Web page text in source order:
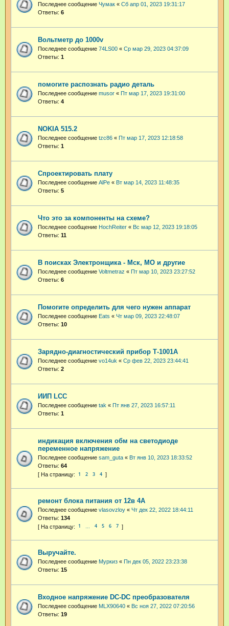
Последнее сообщение Чумак « Сб апр 01, 2023 19:31:17
Ответы: 6
Вольтметр до 1000v
Последнее сообщение 74LS00 « Ср мар 29, 2023 04:37:09
Ответы: 1
помогите распознать радио деталь
Последнее сообщение musor « Пт мар 17, 2023 19:31:00
Ответы: 4
NOKIA 515.2
Последнее сообщение tzc86 « Пт мар 17, 2023 12:18:58
Ответы: 1
Спроектировать плату
Последнее сообщение AlPe « Вт мар 14, 2023 11:48:35
Ответы: 5
Что это за компоненты на схеме?
Последнее сообщение HochReiter « Вс мар 12, 2023 19:18:05
Ответы: 11
В поисках Электронщика - Мск, МО и другие
Последнее сообщение Voltmetraz « Пт мар 10, 2023 23:27:52
Ответы: 6
Помогите определить для чего нужен аппарат
Последнее сообщение Eats « Чт мар 09, 2023 22:48:07
Ответы: 10
Зарядно-диагностический прибор Т-1001А
Последнее сообщение vo14uk « Ср фев 22, 2023 23:44:41
Ответы: 2
ИИП LCC
Последнее сообщение tak « Пт янв 27, 2023 16:57:11
Ответы: 1
индикация включения обм на светодиоде
переменное напряжение
Последнее сообщение sam_guta « Вт янв 10, 2023 18:33:52
Ответы: 64
1 2 3 4
ремонт блока питания от 12в 4А
Последнее сообщение vlasovzloy « Чт дек 22, 2022 18:44:11
Ответы: 134
1 4 5 6 7
Выручайте.
Последнее сообщение Муркиз « Пн дек 05, 2022 23:23:38
Ответы: 15
Входное напряжение DC-DC преобразователя
Последнее сообщение MLX90640 « Вс ноя 27, 2022 07:20:56
Ответы: 19